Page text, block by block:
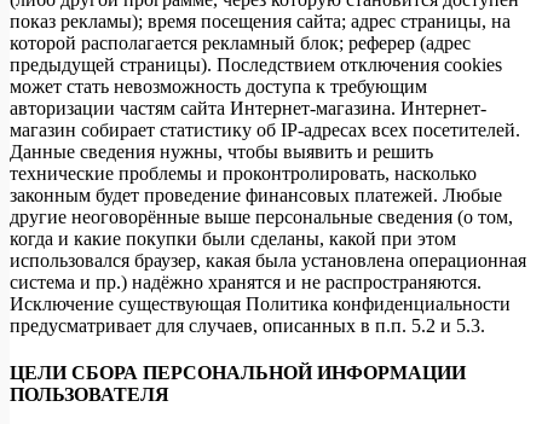
показ рекламы); время посещения сайта; адрес страницы, на
которой располагается рекламный блок; реферер (адрес
предыдущей страницы). Последствием отключения cookies
может стать невозможность доступа к требующим
авторизации частям сайта Интернет-магазина. Интернет-
магазин собирает статистику об IP-адресах всех посетителей.
Данные сведения нужны, чтобы выявить и решить
технические проблемы и проконтролировать, насколько
законным будет проведение финансовых платежей. Любые
другие неоговорённые выше персональные сведения (о том,
когда и какие покупки были сделаны, какой при этом
использовался браузер, какая была установлена операционная
система и пр.) надёжно хранятся и не распространяются.
Исключение существующая Политика конфиденциальности
предусматривает для случаев, описанных в п.п. 5.2 и 5.3.
ЦЕЛИ СБОРА ПЕРСОНАЛЬНОЙ ИНФОРМАЦИИ
ПОЛЬЗОВАТЕЛЯ